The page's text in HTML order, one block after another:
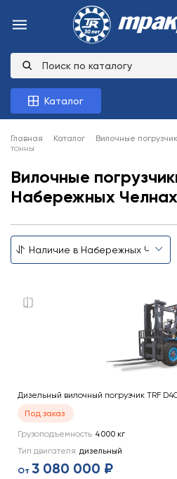
Каталог
Главная Каталог Вилочные
тонны
Вилочные
Набережных Челнах
Дизельный вилочный погрузчик TRF
Под заказ
Грузоподъемность 4000 кг
Тип двигателя дизельный
От 3 080 000 ₽